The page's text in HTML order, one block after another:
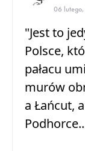
06
"Jest to
Polsce,
pałacu
murów
a Łańcut,